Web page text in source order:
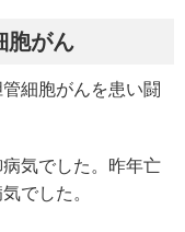
胞がん
細胞がんを患い闘
気でした。昨年亡
でした。